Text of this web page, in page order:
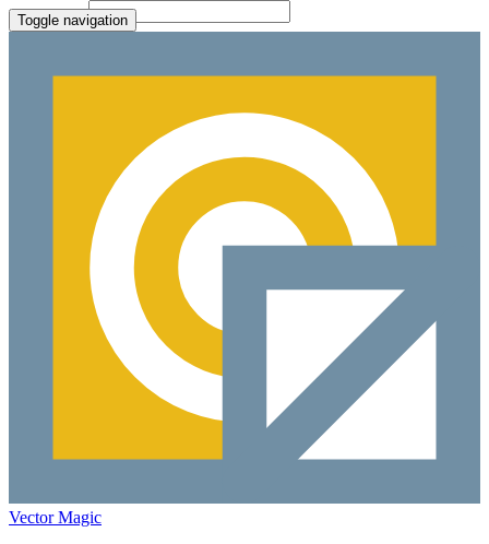
Toggle navigation
Vector Magic
File Picker
Paste Target